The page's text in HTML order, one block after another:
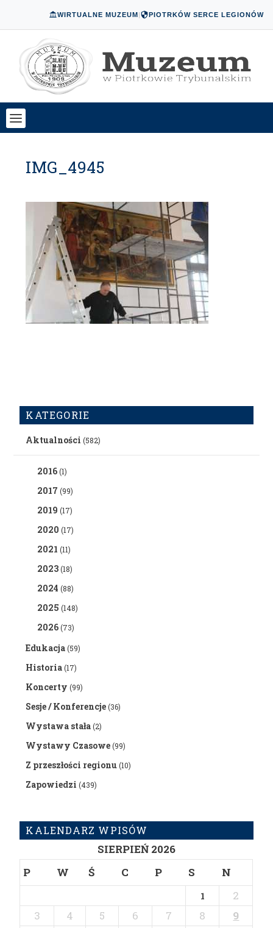
WIRTUALNE MUZEUM| PIOTRKÓW SERCE LEGIONÓW
IMG_4945
KATEGORIE
Aktualności (582)
2016(1)
2017 (99)
2019 (17)
2020 (17)
2021 (11)
2023(18)
2024 (88)
2025 (148)
2026(73)
Edukacja(59)
Historia(17)
Koncerty (99)
Sesje / Konferencje(36)
Wystawa stała(2)
Wystawy Czasowe(99)
Z przeszłości regionu(10)
Zapowiedzi (439)
KALENDARZ WPISÓW
SIERPIEŃ 2026
P
W Ś C P S N
1
2
3
4 5 6 7 8
9